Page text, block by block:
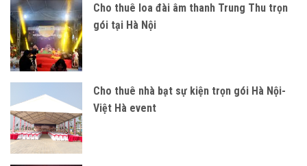
Cho thuê loa đài âm thanh Trung Thu trọn
gói tại Hà Nội
Cho thuê nhà bạt sự kiện trọn gói Hà Nội-
Việt Hà event